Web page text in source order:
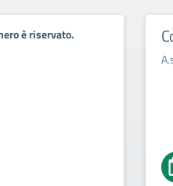
è riservato.